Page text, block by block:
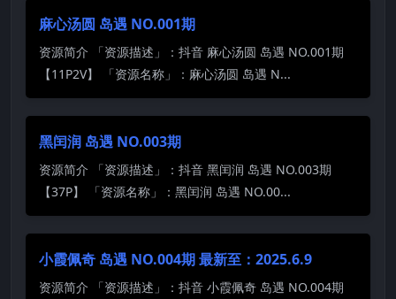
麻心汤圆 岛遇 NO.001期
资源简介 「资源描述」：抖音 麻心汤圆 岛遇 NO.001期
【11P2V】 「资源名称」：麻心汤圆 岛遇 N...
黑闰润 岛遇 NO.003期
资源简介 「资源描述」：抖音 黑闰润 岛遇 NO.003期
【37P】 「资源名称」：黑闰润 岛遇 NO.00...
小霞佩奇 岛遇 NO.004期 最新至：2025.6.9
资源简介 「资源描述」：抖音 小霞佩奇 岛遇 NO.004期